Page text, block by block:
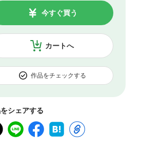
カートへ
今すぐ買う
作品をチェックする
シェアする